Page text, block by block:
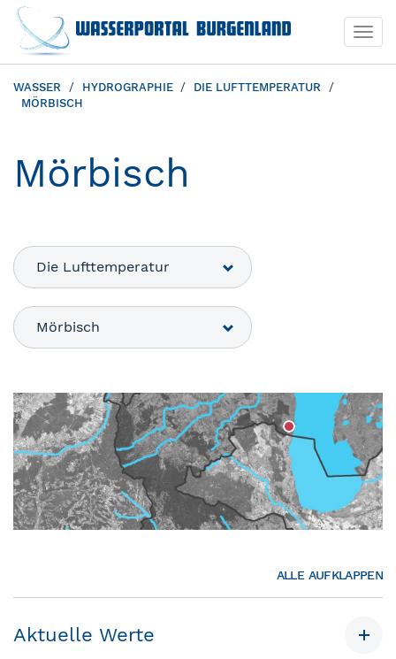
WASSER HYDROGRAPHIE
DIE LUFTTEMPERATUR
MÖRBISCH
Mörbisch
Die Lufttemperatur
Mörbisch
ALLE AUFKLAPPEN
Aktuelle Werte